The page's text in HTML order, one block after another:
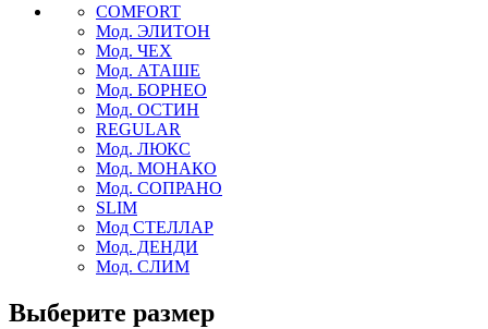
COMFORT
Мод. ЭЛИТОН
Мод. ЧЕХ
Мод. АТАШЕ
Мод. БОРНЕО
Мод. ОСТИН
REGULAR
Мод. ЛЮКС
Мод. МОНАКО
Мод. СОПРАНО
SLIM
Мод СТЕЛЛАР
Мод. ДЕНДИ
Мод. СЛИМ
Выберите размер